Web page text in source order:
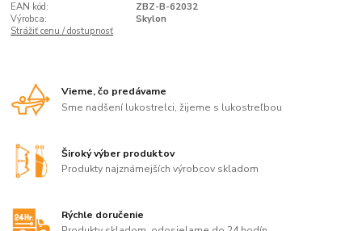
EAN kód:
ZBZ-B-62032
Výrobca:
Skylon
Strážiť cenu / dostupnosť
Vieme, čo predávame
Sme nadšení lukostrelci, žijeme s lukostreľbou
Široký výber produktov
Produkty najznámejších výrobcov skladom
Rýchle doručenie